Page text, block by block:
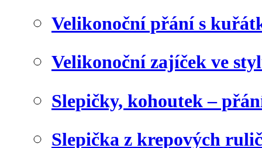
Velikonoční přání s
Velikonoční zajíček ve
Slepičky, kohoutek –
Slepička z krepových